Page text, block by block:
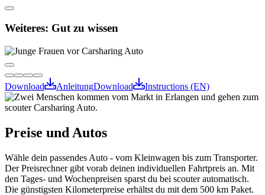
Weiteres: Gut zu wissen
Download AnleitungDownload Instructions (EN)
Preise und Autos
Wähle dein passendes Auto - vom Kleinwagen bis zum Transporter.
Der Preisrechner gibt vorab deinen individuellen Fahrtpreis an. Mit
den Tages- und Wochenpreisen sparst du bei scouter automatisch.
Die günstigsten Kilometerpreise erhältst du mit dem 500 km Paket.